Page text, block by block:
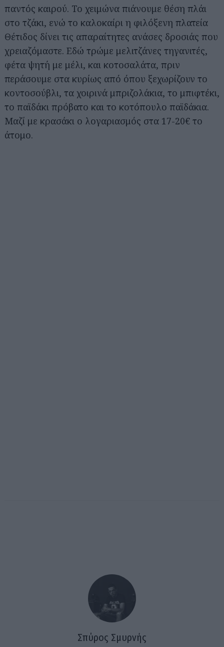
παντός καιρού. Το χειμώνα πιάνουμε θέση πλάι
στο τζάκι, ενώ το καλοκαίρι η φιλόξενη πλατεία
Θέτιδος δίνει τις απαραίτητες ανάσες δροσιάς που
χρειαζόμαστε. Εδώ τρώμε μελιτζάνες τηγανιτές,
φέτα ψητή με μέλι, και κοτοσαλάτα, πριν
περάσουμε στα κυρίως από όπου ξεχωρίζουν το
κοντοσούβλι, τα χοιρινά μπριζολάκια, το μπιφτέκι,
το παϊδάκι πρόβατο και το κοτόπουλο παϊδάκια.
Μαζί με κρασάκι ο λογαριασμός στα 17-20€ το
άτομο.
Σπύρος Σμυρνής